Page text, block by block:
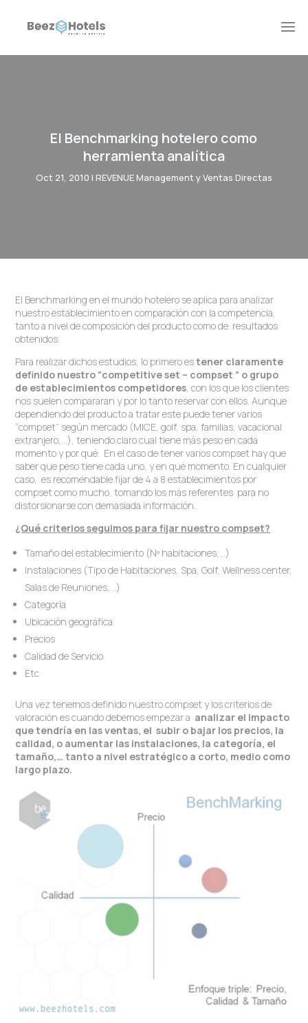
El Benchmarking hotelero como
herramienta analítica
Oct 21, 2010 | REVENUE Management y Ventas Directas
El Benchmarking en el mundo hotelero se aplica para analizar
nuestro establecimiento en comparación con la competencia,
tanto a nivel de composición del producto como de resultados
obtenidos.
Para realizar dichos estudios, lo primero estener claramente
definido nuestro “competitive set – compset ” o grupo
de establecimientos competidores, con los que los clientes
nos suelen compararan y por lo tanto reservar con ellos. Aunque
dependiendo del producto a tratar este puede tener varios
“compset” según mercado (MICE, golf, spa, familias, vacacional
extranjero,…), teniendo claro cual tiene más peso en cada
momento y por qué. En el caso de tener varios compset hay que
saber que peso tiene cada uno, y en qué momento. En cualquier
caso, es recomendable fijar de 4 a 8 establecimientos por
compset como mucho, tomando los más referentes para no
distorsionarse con demasiada información.
¿Qué criterios seguimos para fijar nuestro compset?
Tamaño del establecimiento (Nº habitaciones,…)
Instalaciones (Tipo de Habitaciones, Spa, Golf, Wellness center,
Salas de Reuniones,…)
Categoría
Ubicación geográfica
Precios
Calidad de Servicio
Etc
Una vez tenemos definido nuestro compset y los criterios de
valoración es cuando debemos empezar a analizar el impacto
que tendría en las ventas, el subir o bajar los precios, la
calidad, o aumentar las instalaciones, la categoría, el
tamaño,… tanto a nivel estratégico a corto, medio como
largo plazo.